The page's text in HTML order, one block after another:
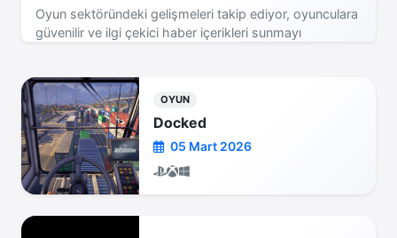
Oyun sektöründeki gelişmeleri takip ediyor, oyunculara
güvenilir ve ilgi çekici haber içerikleri sunmayı
OYUN
Docked
05 Mart 2026